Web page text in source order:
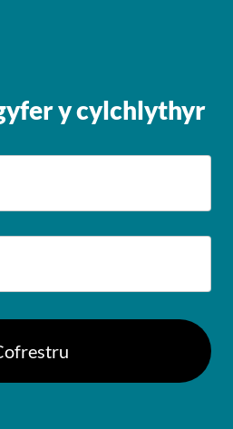
y cylchlythyr